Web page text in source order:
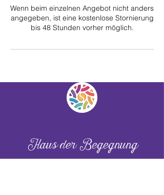
Wenn beim einzelnen Angebot nicht anders
angegeben, ist eine kostenlose Stornierung
bis 48 Stunden vorher möglich.
Haus der Begegnung